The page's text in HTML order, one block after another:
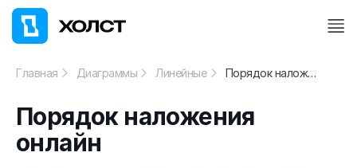
Главная Диаграммы Линейные Порядок наложения онлайн
Порядок наложения
онлайн